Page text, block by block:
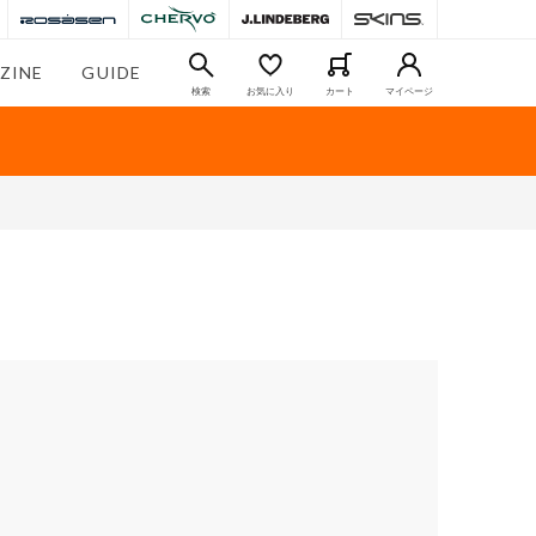
GUIDE
検索 お気に入り カート マイページ